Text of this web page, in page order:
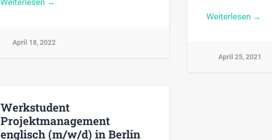
Weiterlesen →
April 18, 2022
Weiterlesen →
April 25, 2021
Werkstudent
Projektmanagement
englisch (m/w/d) in Berlin